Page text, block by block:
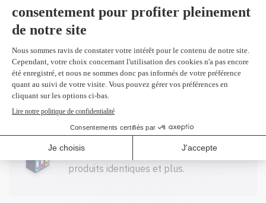
garanties.
Livraison gratuite sur tout achat de
100$ CAD et plus avant taxes.
Profitez d'un rabais à l'achat de 2
produits identiques et plus.